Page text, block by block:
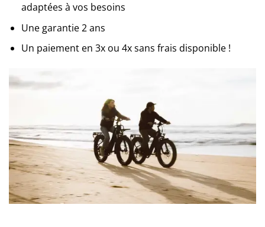
adaptées à vos besoins
Une garantie 2 ans
Un paiement en 3x ou 4x sans frais disponible !